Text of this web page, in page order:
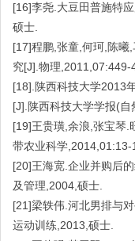
[16]李尧.大豆田普施特
硕士.
[17]程鹏,张童,何珂,陈曦
究[J].物理,2011,07:449-
[18].陕西科技大学2013
[J].陕西科技大学学报(自
[19]王贵璜,余浪,张宝琴.
带农业科学,2014,01:13-
[20]王海宽.企业并购后
及管理,2004,硕士.
[21]梁轶伟.河北男排与
运动训练,2013,硕士.